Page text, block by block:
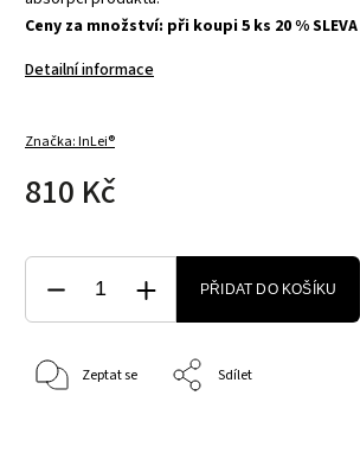
Ceny za množství: při koupi 5 ks 20 % SLEVA
Detailní informace
Značka:InLei®
810 Kč
PŘIDAT DO KOŠÍKU
Zeptat se Sdílet